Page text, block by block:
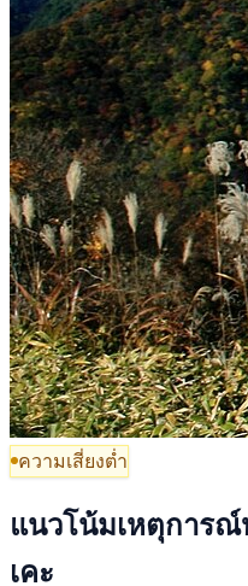
ความเสี่ยงต่ำ
แนวโน้มเหตุการ
เคะ